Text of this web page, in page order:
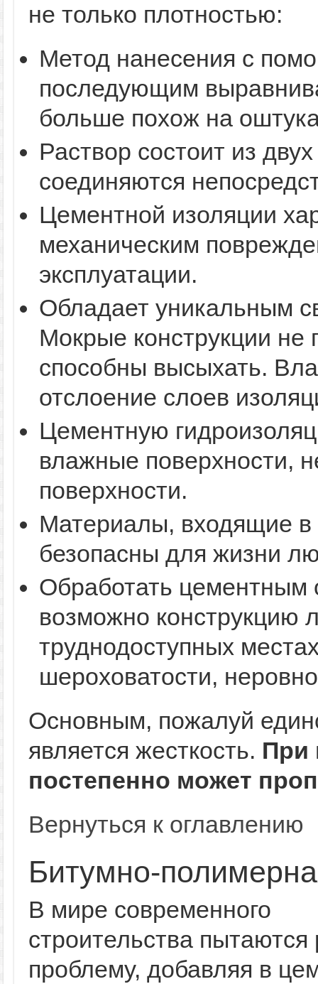
не только плотностью:
Метод нанесения с
последующим
больше похож на
Раствор состоит из
соединяются
Цементной изоляции
механическим
эксплуатации.
Обладает уникальным
Мокрые конструкции не
способны высыхать.
отслоение слоев
Цементную
влажные поверхности,
поверхности.
Материалы, входящие в
безопасны для жизни
Обработать цементным
возможно
труднодоступных
шероховатости,
Основным, пожалуй
является жесткость. При
постепенно может
Вернуться к оглавлению
Битумно-
В мире современного
строительства
проблему, добавляя в